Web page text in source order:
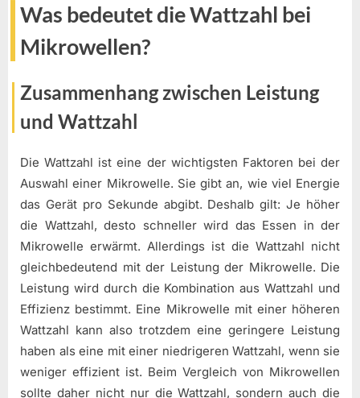
Was bedeutet die Wattzahl bei
Mikrowellen?
Zusammenhang zwischen Leistung
und Wattzahl
Die Wattzahl ist eine der wichtigsten Faktoren bei der
Auswahl einer Mikrowelle. Sie gibt an, wie viel Energie
das Gerät pro Sekunde abgibt. Deshalb gilt: Je höher
die Wattzahl, desto schneller wird das Essen in der
Mikrowelle erwärmt. Allerdings ist die Wattzahl nicht
gleichbedeutend mit der Leistung der Mikrowelle. Die
Leistung wird durch die Kombination aus Wattzahl und
Effizienz bestimmt. Eine Mikrowelle mit einer höheren
Wattzahl kann also trotzdem eine geringere Leistung
haben als eine mit einer niedrigeren Wattzahl, wenn sie
weniger effizient ist. Beim Vergleich von Mikrowellen
sollte daher nicht nur die Wattzahl, sondern auch die